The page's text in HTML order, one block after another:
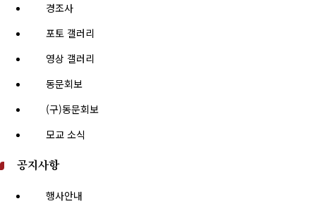
경조사
포토 갤러리
영상 갤러리
동문회보
(구)동문회보
모교 소식
공지사항
행사안내